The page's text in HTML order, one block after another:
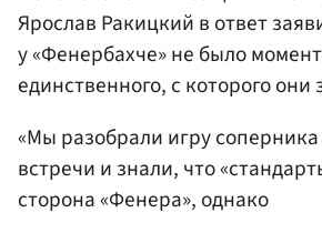
Ярослав Ракицкий в ответ
у «Фенербахче» не было
единственного, с которого они
«Мы разобрали игру
встречи и знали, что
сторона «Фенера», однако